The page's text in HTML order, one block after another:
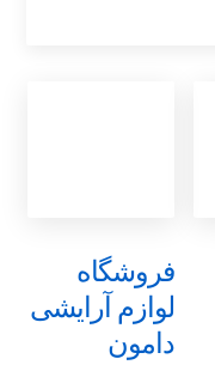
فروشگاه
لوازم آرایشی
دامون